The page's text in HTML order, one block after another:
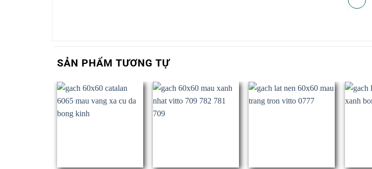
SẢN PHẨM TƯƠNG TỰ